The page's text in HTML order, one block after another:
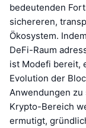
bedeutenden
sichereren,
Ökosystem.
DeFi-Raum
ist Modefi bereit,
Evolution der
Anwendungen
Krypto-Bereich
ermutigt,